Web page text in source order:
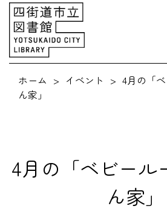
ホーム
イベント
4月の「
ん家」
4月の「ベビール
ん家」